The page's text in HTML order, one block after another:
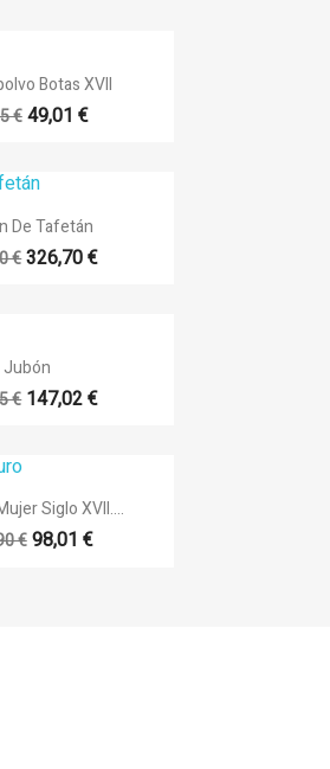
rápida
Botas XVII
€ 49,01 €
rápida
De Tafetán
€326,70 €
Vista rápida
Jubón
€ 147,02 €
rápida
Siglo XVII....
€ 98,01 €